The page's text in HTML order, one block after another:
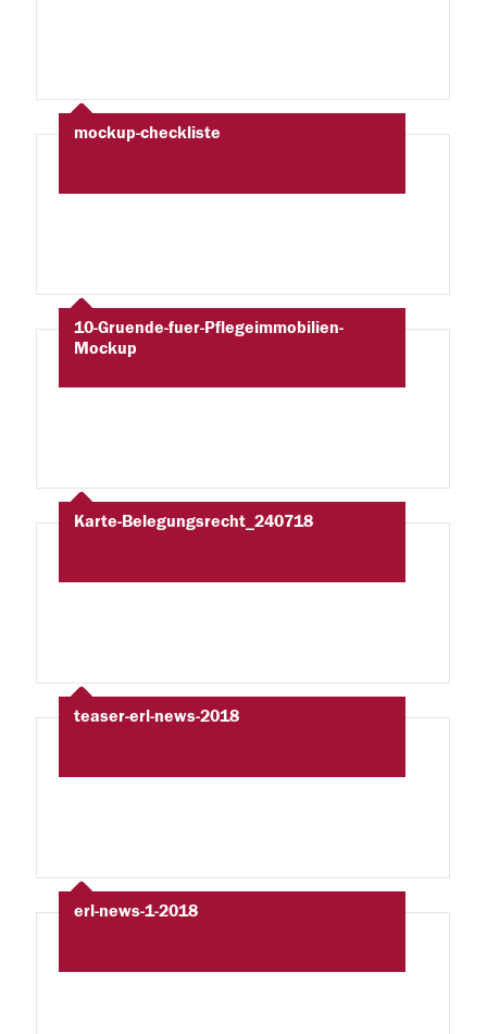
mockup-checkliste
10-Gruende-fuer-Pflegeimmobilien-
Mockup
Karte-Belegungsrecht_240718
teaser-erl-news-2018
erl-news-1-2018